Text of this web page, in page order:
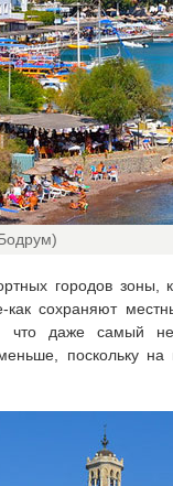
городов зоны,
как сохраняют
что даже самый
поскольку